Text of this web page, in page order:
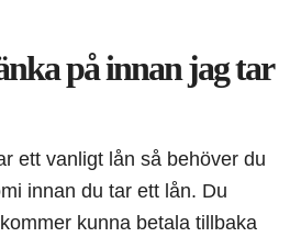
på innan jag tar
ett vanligt lån så behöver du
innan du tar ett lån. Du
kunna betala tillbaka